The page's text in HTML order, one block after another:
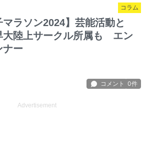
コラム
マラソン2024】芸能活動と
大陸上サークル所属も エン
ナー
Advertisement